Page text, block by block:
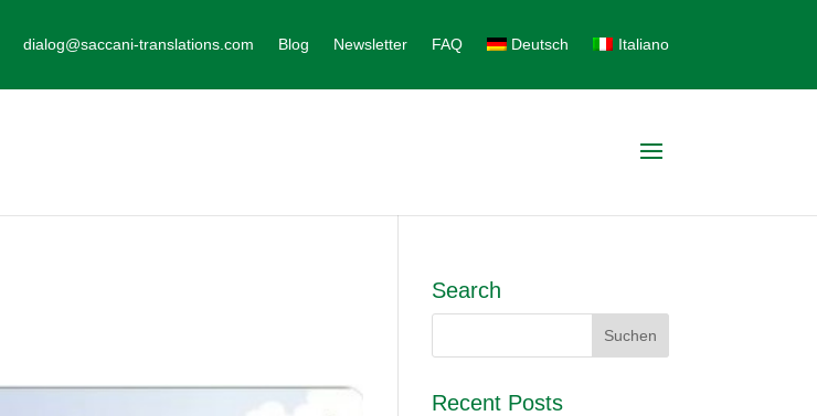
dialog@saccani-translations.com Blog Newsletter FAQ Deutsch Italiano
Search
Recent Posts